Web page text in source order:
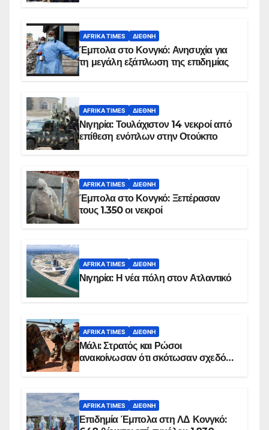
AFRIKA TIMES ΔΙΕΘΝΉ
Έμπολα στο Κονγκό: Ανησυχία για
τη μεγάλη εξάπλωση της επιδημίας
AFRIKA TIMES ΔΙΕΘΝΉ
Νιγηρία: Τουλάχιστον 14 νεκροί από
επίθεση ενόπλων στην Οτούκπο
AFRIKA TIMES ΔΙΕΘΝΉ
Έμπολα στο Κονγκό: Ξεπέρασαν
τους 1.350 οι νεκροί
AFRIKA TIMES ΔΙΕΘΝΉ
Νιγηρία: Η νέα πόλη στον Ατλαντικό
AFRIKA TIMES ΔΙΕΘΝΉ
Μάλι: Στρατός και Ρώσοι
ανακοίνωσαν ότι σκότωσαν σχεδόν
AFRIKA TIMES ΔΙΕΘΝΉ
Επιδημία Έμπολα στη ΛΔ Κονγκό: